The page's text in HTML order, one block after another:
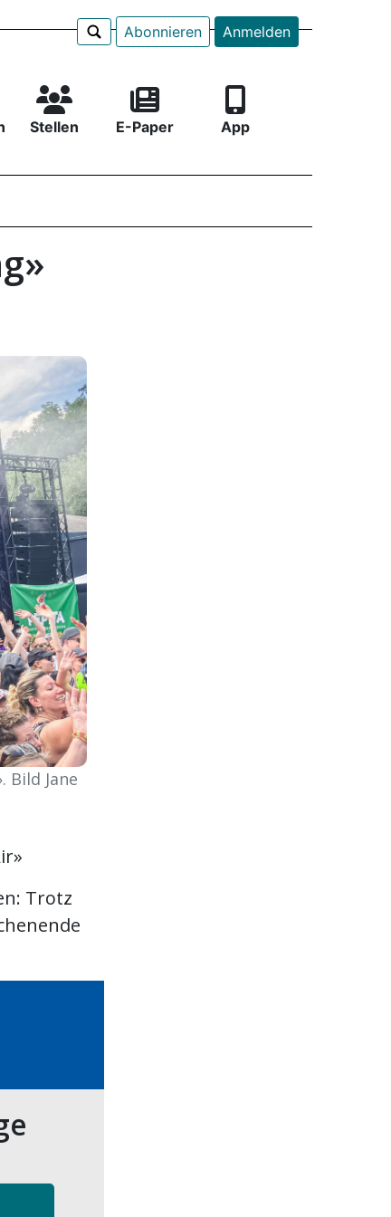
Abonnieren Anmelden
Stellen E-Paper App
Bild Jane
Trotz